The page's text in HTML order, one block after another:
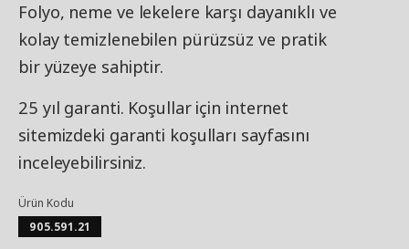
Folyo, neme ve lekelere karşı dayanıklı ve
kolay temizlenebilen pürüzsüz ve pratik
bir yüzeye sahiptir.
25 yıl garanti. Koşullar için internet
sitemizdeki garanti koşulları sayfasını
inceleyebilirsiniz.
Ürün Kodu
905.591.21